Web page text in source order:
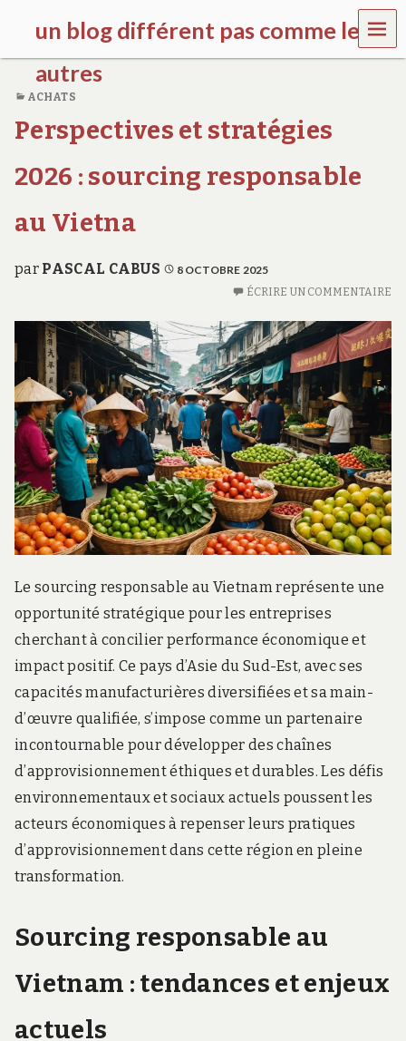
un blog différent pas comme les
autres
d
c
h
d
e
MEN
U
ACHATS
Perspectives et stratégies
2026 : sourcing responsable
au Vietna
par PASCAL CABUS 8 OCTOBRE 2025
ÉCRIRE UN COMMENTAIRE
Le sourcing responsable au Vietnam représente une
opportunité stratégique pour les entreprises
cherchant à concilier performance économique et
impact positif. Ce pays d’Asie du Sud-Est, avec ses
capacités manufacturières diversifiées et sa main-
d’œuvre qualifiée, s’impose comme un partenaire
incontournable pour développer des chaînes
d’approvisionnement éthiques et durables. Les défis
environnementaux et sociaux actuels poussent les
acteurs économiques à repenser leurs pratiques
d’approvisionnement dans cette région en pleine
transformation.
Sourcing responsable au
Vietnam : tendances et enjeux
actuels